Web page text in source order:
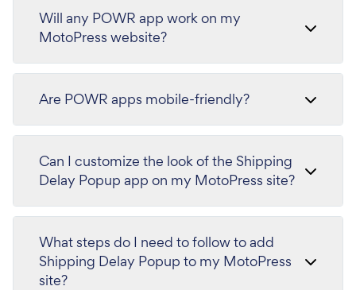
Will any POWR app work on my
MotoPress website?
Are POWR apps mobile-friendly?
Can I customize the look of the Shipping
Delay Popup app on my MotoPress site?
What steps do I need to follow to add
Shipping Delay Popup to my MotoPress
site?